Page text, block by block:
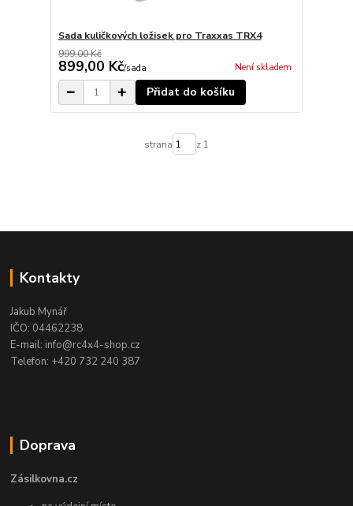
Sada kuličkových ložisek pro Traxxas TRX4
999,00 Kč
899,00 Kč/sada Není skladem
Přidat do košíku
strana z 1
Kontakty
Jakub Mynář
IČO: 04462238
E-mail: info@rc4x4-shop.cz
Telefon: +420 732 240 387
Doprava
Zásilkovna.cz